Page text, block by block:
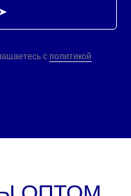
с политикой